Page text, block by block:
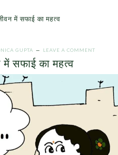
में सफाई का महत्व
GUPTA LEAVE A COMMENT
सफाई का महत्व